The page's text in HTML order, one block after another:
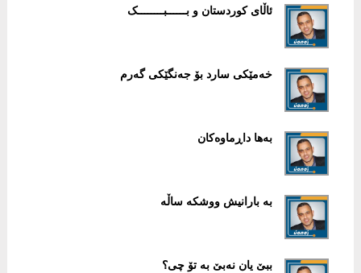
ئاڵای کوردستان و بــــــبــــــــک
خەمێکی سارد بۆ جەنگێكی گەرم
بەها داڕماوەکان
بە بارانیش ووشکە ساڵە
ببێ یان نەبێ بە تۆ چی؟